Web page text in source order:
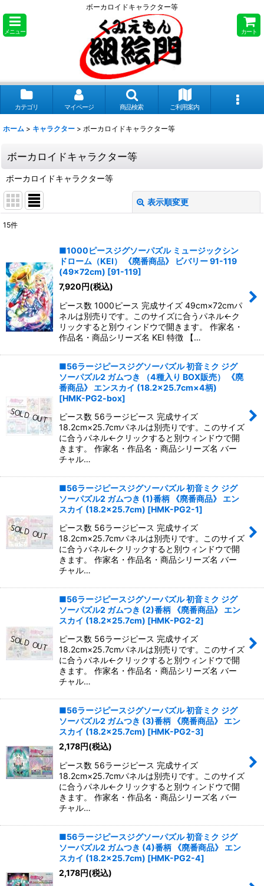
ボーカロイドキャラクター等
メニュー カート
カテゴリ マイページ 商品検索 ご利用案内
ホーム > キャラクター > ボーカロイドキャラクター等
ボーカロイドキャラクター等
ボーカロイドキャラクター等
表示順変更
並び順:
絞り込む
15件
■1000ピースジグソーパズル ミュージックシン
ドローム（KEI） 《廃番商品》 ビバリー 91-119
(49×72cm) [91-119]
7,920円(税込)
ピース数 1000ピース 完成サイズ 49cm×72cmパ
ネルは別売りです。このサイズに合うパネル←ク
リックすると別ウィンドウで開きます。 作家名・
作品名・商品シリーズ名 KEI 特徴 【…
■56ラージピースジグソーパズル 初音ミク ジグ
ソーパズル2 ガムつき （4種入り BOX販売） 《廃
番商品》 エンスカイ (18.2×25.7cm×4柄)
[HMK-PG2-box]
ピース数 56ラージピース 完成サイズ
18.2cm×25.7cmパネルは別売りです。このサイズ
に合うパネル←クリックすると別ウィンドウで開
きます。 作家名・作品名・商品シリーズ名 バー
チャル…
■56ラージピースジグソーパズル 初音ミク ジグ
ソーパズル2 ガムつき (1)番柄 《廃番商品》 エン
スカイ (18.2×25.7cm) [HMK-PG2-1]
ピース数 56ラージピース 完成サイズ
18.2cm×25.7cmパネルは別売りです。このサイズ
に合うパネル←クリックすると別ウィンドウで開
きます。 作家名・作品名・商品シリーズ名 バー
チャル…
■56ラージピースジグソーパズル 初音ミク ジグ
ソーパズル2 ガムつき (2)番柄 《廃番商品》 エン
スカイ (18.2×25.7cm) [HMK-PG2-2]
ピース数 56ラージピース 完成サイズ
18.2cm×25.7cmパネルは別売りです。このサイズ
に合うパネル←クリックすると別ウィンドウで開
きます。 作家名・作品名・商品シリーズ名 バー
チャル…
■56ラージピースジグソーパズル 初音ミク ジグ
ソーパズル2 ガムつき (3)番柄 《廃番商品》 エン
スカイ (18.2×25.7cm) [HMK-PG2-3]
2,178円(税込)
ピース数 56ラージピース 完成サイズ
18.2cm×25.7cmパネルは別売りです。このサイズ
に合うパネル←クリックすると別ウィンドウで開
きます。 作家名・作品名・商品シリーズ名 バー
チャル…
■56ラージピースジグソーパズル 初音ミク ジグ
ソーパズル2 ガムつき (4)番柄 《廃番商品》 エン
スカイ (18.2×25.7cm) [HMK-PG2-4]
2,178円(税込)